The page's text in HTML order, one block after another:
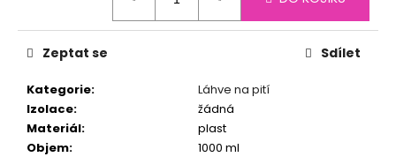
Kategorie:
Láhve na pití
Izolace:
žádná
Materiál:
plast
Objem:
1000 ml
Zeptat se Sdílet
BOULDER
600
MOUNTAIN
GREEN
890
Kč